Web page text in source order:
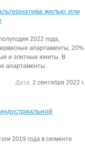
жилью или
2022 года,
апартаменты, 20%
и элитные юниты. В
апартаменты.
Дата: 2 сентября 2022 г.
2019 года в сегменте